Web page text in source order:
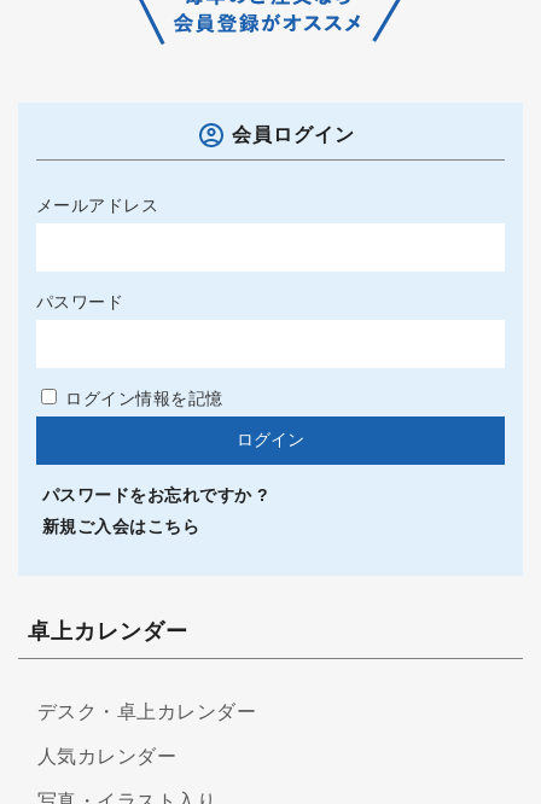
会員ログイン
メールアドレス
パスワード
ログイン情報を記憶
パスワードをお忘れですか ?
新規ご入会はこちら
卓上カレンダー
デスク・卓上カレンダー
人気カレンダー